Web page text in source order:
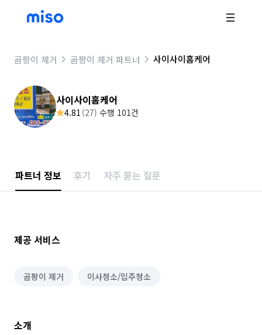
곰팡이 제거 곰팡이 제거 파트너 사이사이홈케어
사이사이홈케어
4.81 (27) 수행 101건
파트너 정보 후기 자주 묻는 질문
제공 서비스
곰팡이 제거 이사청소/입주청소
소개